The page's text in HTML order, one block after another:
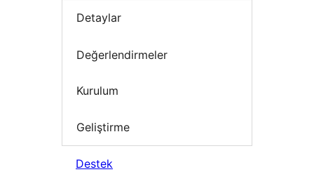
Detaylar
Değerlendirmeler
Kurulum
Geliştirme
Destek